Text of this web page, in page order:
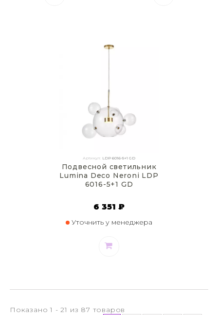
Артикул: LDP 6016-5+1 GD
Подвесной светильник
Lumina Deco Neroni LDP
6016-5+1 GD
6 351 ₽
Уточнить у менеджера
Показано 1 - 21 из 87 товаров